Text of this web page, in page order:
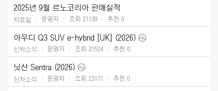
2025년 9월 르노코리아 판매실적
자료실 운영자 조회 21139 추천 0
아우디 Q3 SUV e-hybrid [UK] (2026)
신차소식 운영자 조회 21524 추천 0
닛산 Sentra (2026)
신차소식 운영자 조회 23171 추천 0